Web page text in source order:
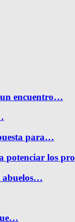
un encuentro…
para…
potenciar los
abuelos…